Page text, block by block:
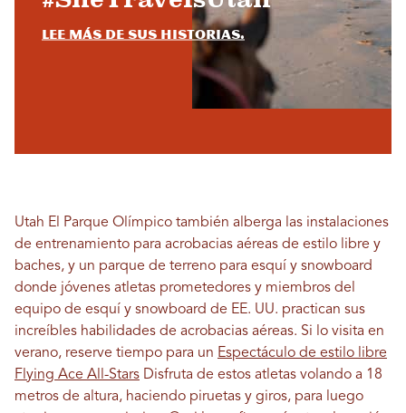
Lee más de sus historias.
Utah El Parque Olímpico también alberga las instalaciones
de entrenamiento para acrobacias aéreas de estilo libre y
baches, y un parque de terreno para esquí y snowboard
donde jóvenes atletas prometedores y miembros del
equipo de esquí y snowboard de EE. UU. practican sus
increíbles habilidades de acrobacias aéreas. Si lo visita en
verano, reserve tiempo para un Espectáculo de estilo libre
Flying Ace All-Stars Disfruta de estos atletas volando a 18
metros de altura, haciendo piruetas y giros, para luego